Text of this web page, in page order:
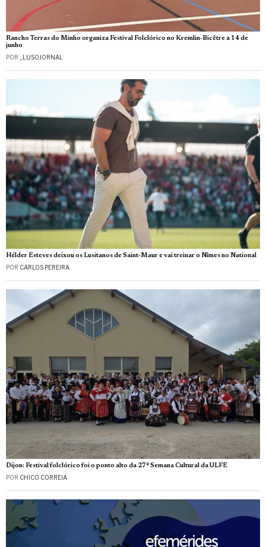
Rancho Terras do Minho organiza Festival Folclórico no Kremlin-Bicêtre a 14 de
junho
POR _LUSOJORNAL
Hélder Esteves deixou os Lusitanos de Saint‑Maur e vai treinar o Nîmes no National
POR CARLOS PEREIRA
Dijon: Festival folclórico foi o ponto alto da 27ª Semana Cultural da ULFE
POR CHICO CORREIA